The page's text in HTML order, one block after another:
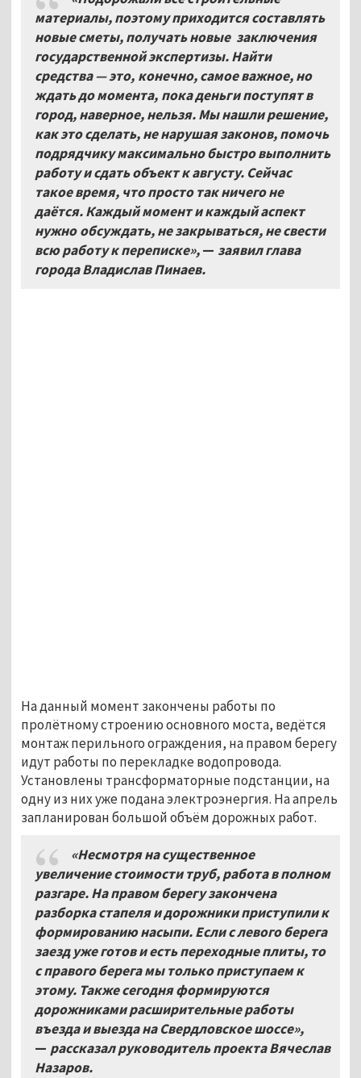
материалы, поэтому приходится составлять
новые сметы, получать новые заключения
государственной экспертизы. Найти
средства — это, конечно, самое важное, но
ждать до момента, пока деньги поступят в
город, наверное, нельзя. Мы нашли решение,
как это сделать, не нарушая законов, помочь
подрядчику максимально быстро выполнить
работу и сдать объект к августу. Сейчас
такое время, что просто так ничего не
даётся. Каждый момент и каждый аспект
нужно обсуждать, не закрываться, не свести
всю работу к переписке»,— заявил глава
города Владислав Пинаев.
На данный момент закончены работы по
пролётному строению основного моста, ведётся
монтаж перильного ограждения, на правом берегу
идут работы по перекладке водопровода.
Установлены трансформаторные подстанции, на
одну из них уже подана электроэнергия. На апрель
запланирован большой объём дорожных работ.
«Несмотря на существенное
увеличение стоимости труб, работа в полном
разгаре. На правом берегу закончена
разборка стапеля и дорожники приступили к
формированию насыпи. Если с левого берега
заезд уже готов и есть переходные плиты, то
с правого берега мы только приступаем к
этому. Также сегодня формируются
дорожниками расширительные работы
въезда и выезда на Свердловское шоссе»,
— рассказал руководитель проекта Вячеслав
Назаров.